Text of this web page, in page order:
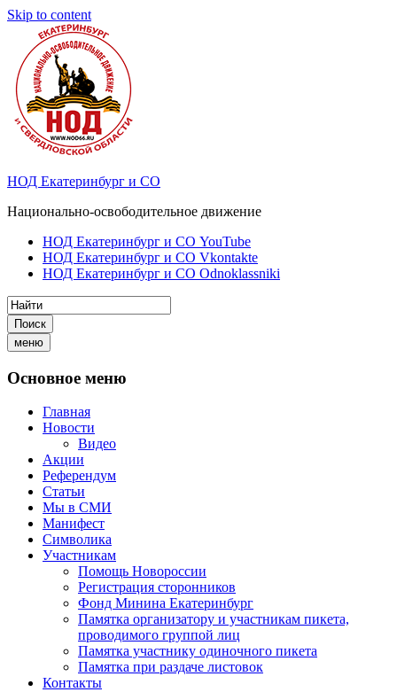
Skip to content
НОД Екатеринбург и СО
Национально-освободительное движение
НОД Екатеринбург и СО YouTube
НОД Екатеринбург и СО Vkontakte
НОД Екатеринбург и СО Odnoklassniki
Поиск
меню
Основное меню
Главная
Новости
Видео
Акции
Референдум
Статьи
Мы в СМИ
Манифест
Символика
Участникам
Помощь Новороссии
Регистрация сторонников
Фонд Минина Екатеринбург
Памятка организатору и участникам пикета,
проводимого группой лиц
Памятка участнику одиночного пикета
Памятка при раздаче листовок
Контакты